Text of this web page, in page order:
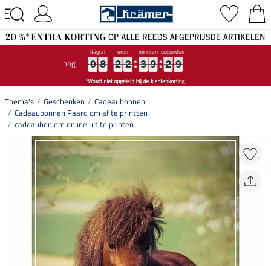
nog 0
0
0
0 8
8
8
8 2
2
2
2 2
2
2
2 3
3
3
3 9
9
9
9 2
2
2
2 8
9
8
9
Thema's Geschenken
Cadeaubonnen
Cadeaubonnen Paard om af te printten
cadeaubon om online uit te printen